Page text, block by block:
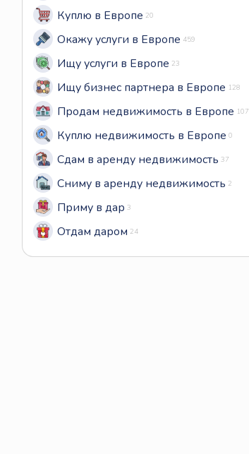
Куплю в Европе 20
Окажу услуги в Европе 459
Ищу услуги в Европе 23
Ищу бизнес партнера в Европе 128
Продам недвижимость в Европе 107
Куплю недвижимость в Европе 0
Сдам в аренду недвижимость 37
Сниму в аренду недвижимость 2
Приму в дар 3
Отдам даром 24